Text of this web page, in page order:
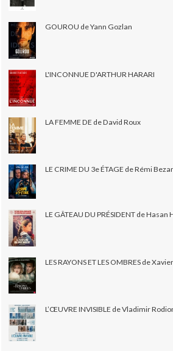
GOUROU de Yann Gozlan
L'INCONNUE D'ARTHUR HARARI
LA FEMME DE de David Roux
LE CRIME DU 3e ÉTAGE de Rémi
LE GÂTEAU DU PRÉSIDENT de Hasan
LES RAYONS ET LES OMBRES de
L’ŒUVRE INVISIBLE de Vladimir